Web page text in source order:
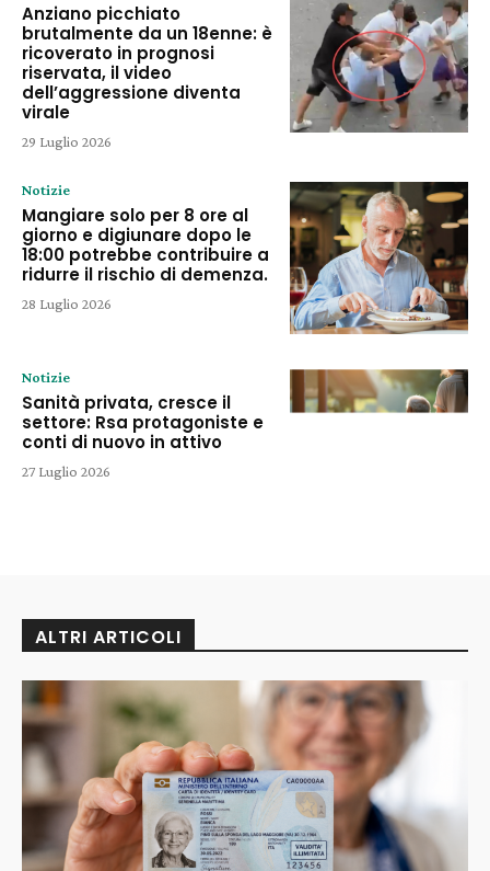
Anziano picchiato
brutalmente da un 18enne: è
ricoverato in prognosi
riservata, il video
dell’aggressione diventa
virale
29 Luglio 2026
Notizie
Mangiare solo per 8 ore al
giorno e digiunare dopo le
18:00 potrebbe contribuire a
ridurre il rischio di demenza.
28 Luglio 2026
Notizie
Sanità privata, cresce il
settore: Rsa protagoniste e
conti di nuovo in attivo
27 Luglio 2026
ALTRI ARTICOLI